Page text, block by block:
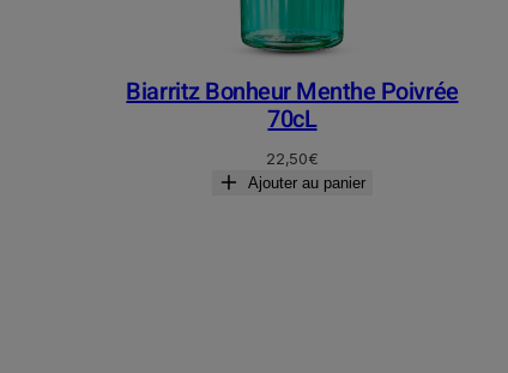
Biarritz Bonheur Menthe Poivrée
70cL
22,50€
Ajouter au panier